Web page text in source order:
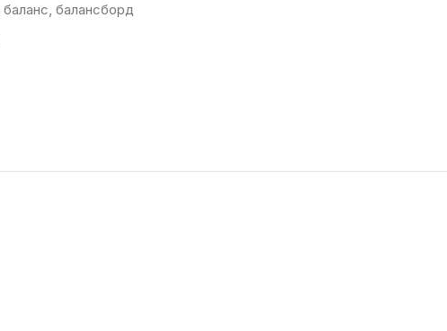
баланс, балансборд